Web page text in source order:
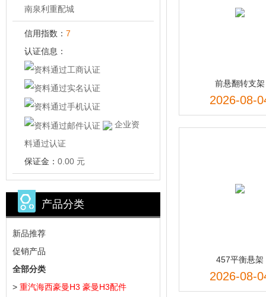
南泉利重配城
信用指数： 7
认证信息：
企业资
料通过认证
保证金： 0.00 元
产品分类
新品推荐
促销产品
全部分类
> 重汽海西豪曼H3 豪曼H3配件
前悬翻转支架
2026-08-
457平衡悬架
2026-08-